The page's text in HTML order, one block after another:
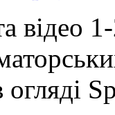
відео